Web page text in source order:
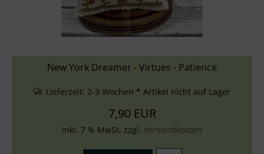
New York Dreamer - Virtues - Patience
Lieferzeit: 2-3 Wochen * Artikel nicht auf Lager
7,90 EUR
inkl. 7 % MwSt. zzgl. Versandkosten